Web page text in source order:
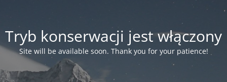
Tryb konserwacji jest włączony
Site will be available soon. Thank you for your patience!